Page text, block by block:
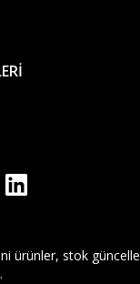
ürünler, stok